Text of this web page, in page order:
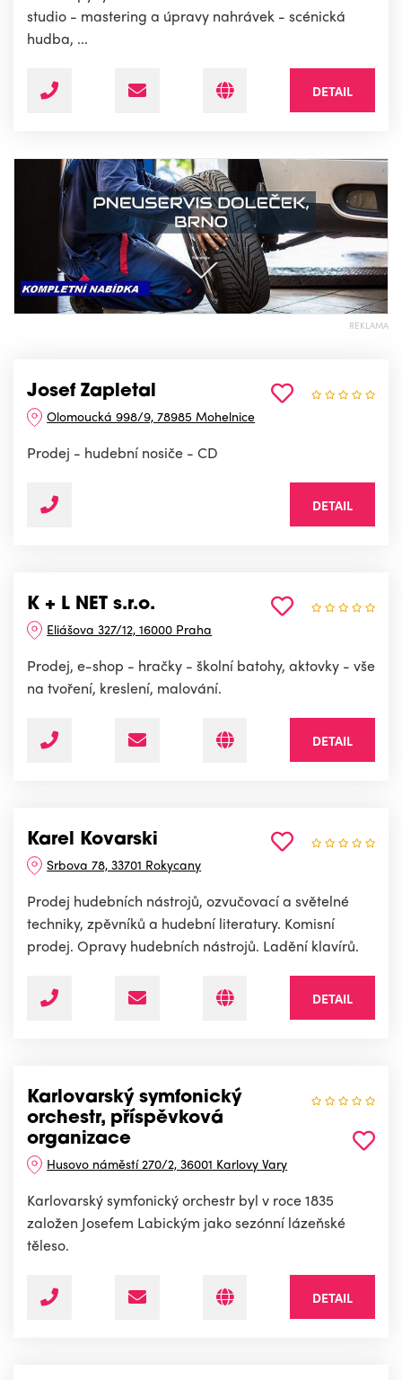
studio - mastering a úpravy nahrávek - scénická
hudba, ...
DETAIL
REKLAMA
Josef Zapletal
Olomoucká 998/9, 78985 Mohelnice
Prodej - hudební nosiče - CD
DETAIL
K + L NET s.r.o.
Eliášova 327/12, 16000 Praha
Prodej, e-shop - hračky - školní batohy, aktovky - vše
na tvoření, kreslení, malování.
DETAIL
Karel Kovarski
Srbova 78, 33701 Rokycany
Prodej hudebních nástrojů, ozvučovací a světelné
techniky, zpěvníků a hudební literatury. Komisní
prodej. Opravy hudebních nástrojů. Ladění klavírů.
DETAIL
Karlovarský symfonický
orchestr, příspěvková
organizace
Husovo náměstí 270/2, 36001 Karlovy Vary
Karlovarský symfonický orchestr byl v roce 1835
založen Josefem Labickým jako sezónní lázeňské
těleso.
DETAIL